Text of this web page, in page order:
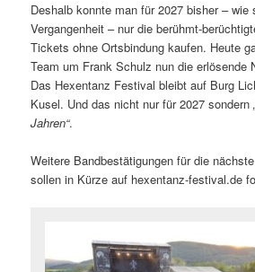
Deshalb konnte man für 2027 bisher –
Vergangenheit – nur die berühmt-
Tickets ohne Ortsbindung kaufen. Heute
Team um Frank Schulz nun die erlösende
Das Hexentanz Festival bleibt auf Burg
Kusel. Und das nicht nur für 2027 sondern
Jahren“.
Weitere Bandbestätigungen für die
sollen in Kürze auf hexentanz-festival.de